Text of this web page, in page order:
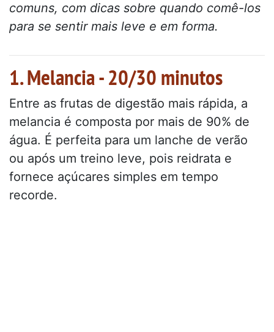
comuns, com dicas sobre quando comê-los
para se sentir mais leve e em forma.
1. Melancia - 20/30 minutos
Entre as frutas de digestão mais rápida, a
melancia é composta por mais de 90% de
água. É perfeita para um lanche de verão
ou após um treino leve, pois reidrata e
fornece açúcares simples em tempo
recorde.